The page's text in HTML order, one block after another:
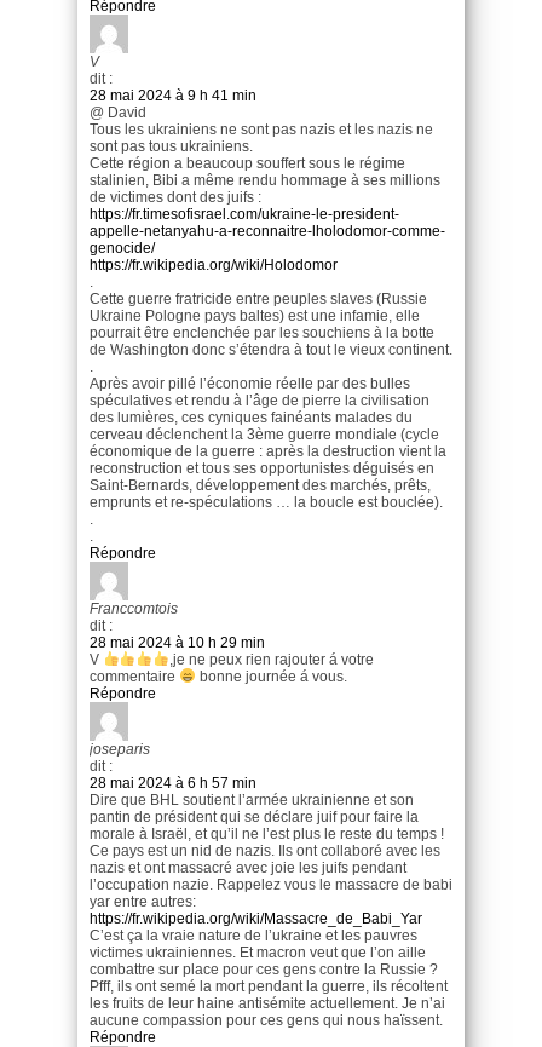
Répondre
V
dit :
28 mai 2024 à 9 h 41 min
@ David
Tous les ukrainiens ne sont pas nazis et les nazis ne
sont pas tous ukrainiens.
Cette région a beaucoup souffert sous le régime
stalinien, Bibi a même rendu hommage à ses millions
de victimes dont des juifs :
https://fr.timesofisrael.com/ukraine-le-president-
appelle-netanyahu-a-reconnaitre-lholodomor-comme-
genocide/
https://fr.wikipedia.org/wiki/Holodomor
Cette guerre fratricide entre peuples slaves (Russie
Ukraine Pologne pays baltes) est une infamie, elle
pourrait être enclenchée par les souchiens à la botte
de Washington donc s’étendra à tout le vieux continent.
Après avoir pillé l’économie réelle par des bulles
spéculatives et rendu à l’âge de pierre la civilisation
des lumières, ces cyniques fainéants malades du
cerveau déclenchent la 3ème guerre mondiale (cycle
économique de la guerre : après la destruction vient la
reconstruction et tous ses opportunistes déguisés en
Saint-Bernards, développement des marchés, prêts,
emprunts et re-spéculations … la boucle est bouclée).
Répondre
Franccomtois
dit :
28 mai 2024 à 10 h 29 min
V
,je ne peux rien rajouter á votre
commentaire
bonne journée á vous.
Répondre
joseparis
dit :
28 mai 2024 à 6 h 57 min
Dire que BHL soutient l’armée ukrainienne et son
pantin de président qui se déclare juif pour faire la
morale à Israël, et qu’il ne l’est plus le reste du temps !
Ce pays est un nid de nazis. Ils ont collaboré avec les
nazis et ont massacré avec joie les juifs pendant
l’occupation nazie. Rappelez vous le massacre de babi
yar entre autres:
https://fr.wikipedia.org/wiki/Massacre_de_Babi_Yar
C’est ça la vraie nature de l’ukraine et les pauvres
victimes ukrainiennes. Et macron veut que l’on aille
combattre sur place pour ces gens contre la Russie ?
Pfff, ils ont semé la mort pendant la guerre, ils récoltent
les fruits de leur haine antisémite actuellement. Je n’ai
aucune compassion pour ces gens qui nous haïssent.
Répondre